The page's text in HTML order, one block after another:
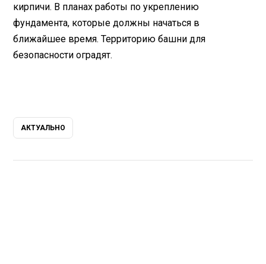
кирпичи. В планах работы по укреплению
фундамента, которые должны начаться в
ближайшее время. Территорию башни для
безопасности оградят.
АКТУАЛЬНО